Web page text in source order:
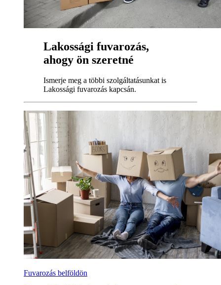
Lakossági fuvarozás,
ahogy ön szeretné
Ismerje meg a többi szolgáltatásunkat is
Lakossági fuvarozás kapcsán.
Fuvarozás belföldön